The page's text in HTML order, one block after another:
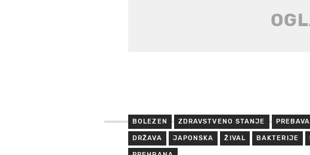
BOLEZEN ZDRAVSTVENO STANJE PREBAVA
DRŽAVA JAPONSKA ŽIVAL BAKTERIJE